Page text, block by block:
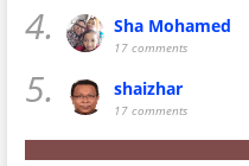
4. Sha Mohamed
17 comments
5. shaizhar
17 comments